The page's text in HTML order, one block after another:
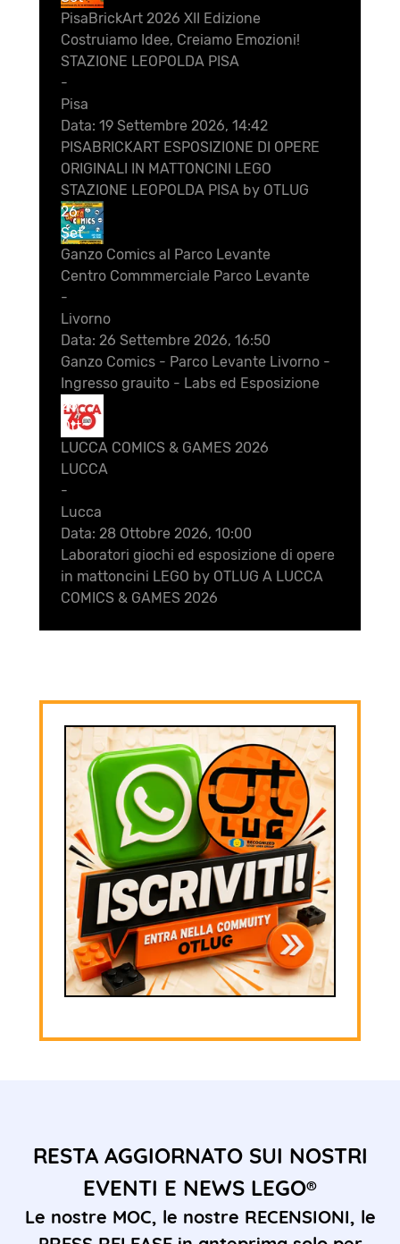
PisaBrickArt 2026 XII Edizione
Costruiamo Idee, Creiamo Emozioni!
STAZIONE LEOPOLDA PISA
-
Pisa
Data: 19 Settembre 2026, 14:42
PISABRICKART ESPOSIZIONE DI OPERE
ORIGINALI IN MATTONCINI LEGO
STAZIONE LEOPOLDA PISA by OTLUG
26
Set
Ganzo Comics al Parco Levante
Centro Commmerciale Parco Levante
-
Livorno
Data: 26 Settembre 2026, 16:50
Ganzo Comics - Parco Levante Livorno -
Ingresso grauito - Labs ed Esposizione
28
Ott
LUCCA COMICS & GAMES 2026
LUCCA
-
Lucca
Data: 28 Ottobre 2026, 10:00
Laboratori giochi ed esposizione di opere
in mattoncini LEGO by OTLUG A LUCCA
COMICS & GAMES 2026
RESTA AGGIORNATO SUI NOSTRI
EVENTI E NEWS LEGO®
Le nostre MOC, le nostre RECENSIONI, le